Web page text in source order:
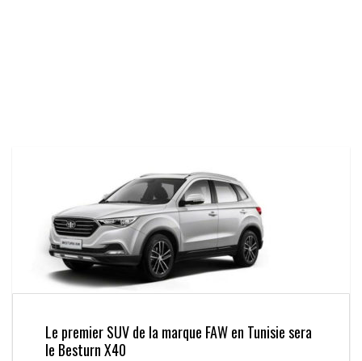
Le premier SUV de la marque FAW en Tunisie sera
le Besturn X40